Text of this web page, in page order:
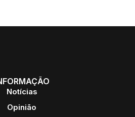
Notícias
Opinião